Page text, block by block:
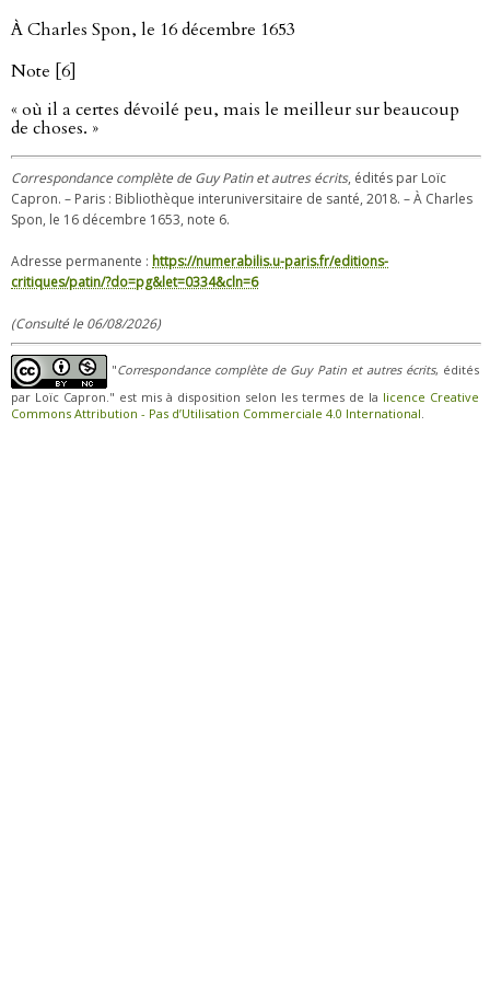
À Charles Spon, le 16 décembre 1653
Note [6]
« où il a certes dévoilé peu, mais le meilleur sur beaucoup
de choses. »
Correspondance complète de Guy Patin et autres écrits, édités par Loïc
Capron. – Paris : Bibliothèque interuniversitaire de santé, 2018. – À Charles
Spon, le 16 décembre 1653, note 6.
Adresse permanente : https://numerabilis.u-paris.fr/editions-
critiques/patin/?do=pg&let=0334&cln=6
(Consulté le 06/08/2026)
"Correspondance complète de Guy Patin et autres écrits, édités
par Loïc Capron." est mis à disposition selon les termes de la licence Creative
Commons Attribution - Pas d’Utilisation Commerciale 4.0 International.